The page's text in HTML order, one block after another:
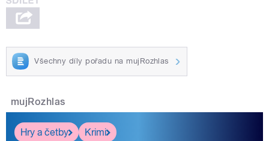
Všechny díly pořadu na mujRozhlas
mujRozhlas
Hry a četby Krimi